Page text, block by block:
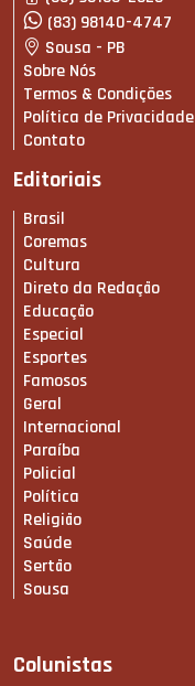
(83) 98140-4747
Sousa - PB
Sobre Nós
Termos & Condições
Política de Privacidade
Contato
Editoriais
Brasil
Coremas
Cultura
Direto da Redação
Educação
Especial
Esportes
Famosos
Geral
Internacional
Paraíba
Policial
Política
Religião
Saúde
Sertão
Sousa
Colunistas